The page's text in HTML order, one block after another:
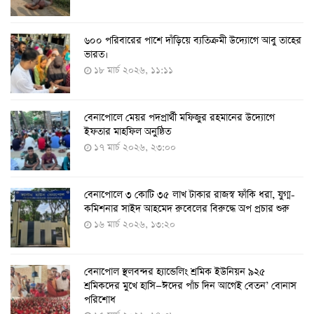
দেশে তৈরি হলো করোনা শনাক্তের কিট
৮ আগস্ট ২০২২, ১৩:০৯
দেশেই তৈরি হলো করোনা পরীক্ষার কিট, সময় লাগবে ৪-৫
ঘণ্টা
৭ আগস্ট ২০২২, ১৪:০৩
১১ আগস্ট থেকে পরীক্ষামূলকভাবে শুরু শিশুদের করোনা টিকা
দেওয়া
৭ আগস্ট ২০২২, ১৩:৫৩
করোনায় ৫ জনের মৃত্যু, শনাক্ত ৬২৬
২৭ জুলাই ২০২২, ১৭:৩৮
৬০০ পরিবারের পাশে দাঁড়িয়ে ব্যতিক্রমী উদ্যোগে আবু তাহের
ভারত।
১৮ মার্চ ২০২৬, ১১:১১
বেনাপোলে মেয়র পদপ্রার্থী মফিজুর রহমানের উদ্যোগে
ইফতার মাহফিল অনুষ্ঠিত
১৭ মার্চ ২০২৬, ২৩:০০
বেনাপোলে ৩ কোটি ৩৫ লাখ টাকার রাজস্ব ফাঁকি ধরা, যুগ্ম-
কমিশনার সাইদ আহমেদ রুবেলের বিরুদ্ধে অপ প্রচার শুরু
১৬ মার্চ ২০২৬, ১৩:২০
বেনাপোল স্থলবন্দর হ্যান্ডেলিং শ্রমিক ইউনিয়ন ৯২৫
শ্রমিকদের মুখে হাসি—ঈদের পাঁচ দিন আগেই বেতন’ বোনাস
পরিশোধ